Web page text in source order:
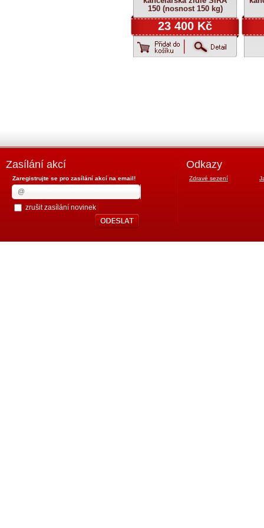
150 (nosnost 150 kg)
23 400 Kč
Zasílání akcí
Zaregistrujte se pro zasílání akcí na email!
zrušit zasílání novinek
Odkazy
Zdravé sezení